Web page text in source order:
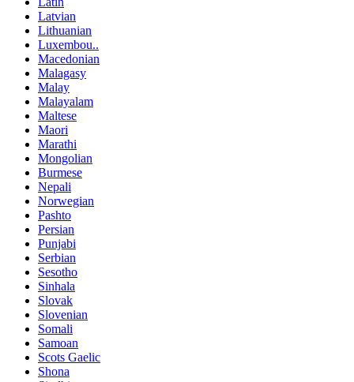
Latvian
Lithuanian
Luxembou..
Macedonian
Malagasy
Malay
Malayalam
Maltese
Maori
Marathi
Mongolian
Burmese
Nepali
Norwegian
Pashto
Persian
Punjabi
Serbian
Sesotho
Sinhala
Slovak
Slovenian
Somali
Samoan
Scots Gaelic
Shona